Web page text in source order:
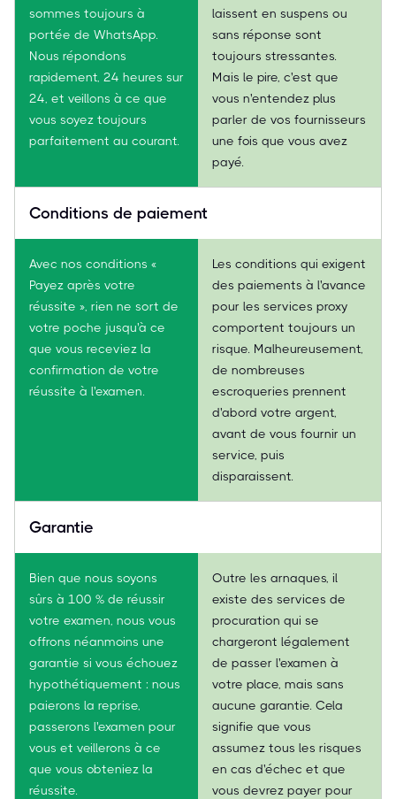
sommes toujours à
portée de WhatsApp.
Nous répondons
rapidement, 24 heures sur
24, et veillons à ce que
vous soyez toujours
parfaitement au courant.
laissent en suspens ou
sans réponse sont
toujours stressantes.
Mais le pire, c'est que
vous n'entendez plus
parler de vos fournisseurs
une fois que vous avez
payé.
Conditions de paiement
Avec nos conditions «
Payez après votre
réussite », rien ne sort de
votre poche jusqu'à ce
que vous receviez la
confirmation de votre
réussite à l'examen.
Les conditions qui exigent
des paiements à l'avance
pour les services proxy
comportent toujours un
risque. Malheureusement,
de nombreuses
escroqueries prennent
d'abord votre argent,
avant de vous fournir un
service, puis
disparaissent.
Garantie
Bien que nous soyons
sûrs à 100 % de réussir
votre examen, nous vous
offrons néanmoins une
garantie si vous échouez
hypothétiquement : nous
paierons la reprise,
passerons l'examen pour
vous et veillerons à ce
que vous obteniez la
réussite.
Outre les arnaques, il
existe des services de
procuration qui se
chargeront légalement
de passer l'examen à
votre place, mais sans
aucune garantie. Cela
signifie que vous
assumez tous les risques
en cas d'échec et que
vous devrez payer pour